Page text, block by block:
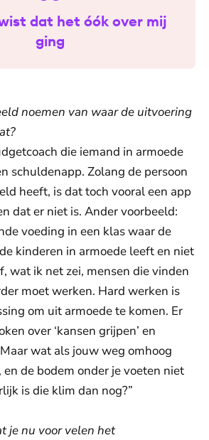
dat het óók over mij
ging
noemen van waar de uitvoering
die iemand in armoede
schuldenapp. Zolang de persoon
heeft, is dat toch vooral een app
dat er niet is. Ander voorbeeld:
voeding in een klas waar de
kinderen in armoede leeft en niet
wat ik net zei, mensen die vinden
moet werken. Hard werken is
om uit armoede te komen. Er
over ‘kansen grijpen’ en
Maar wat als jouw weg omhoog
de bodem onder je voeten niet
is die klim dan nog?”
je nu voor velen het